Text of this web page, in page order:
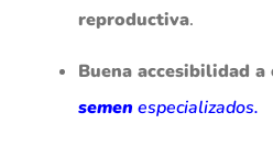
reproductiva.
Buena accesibilidad
semen especializados.